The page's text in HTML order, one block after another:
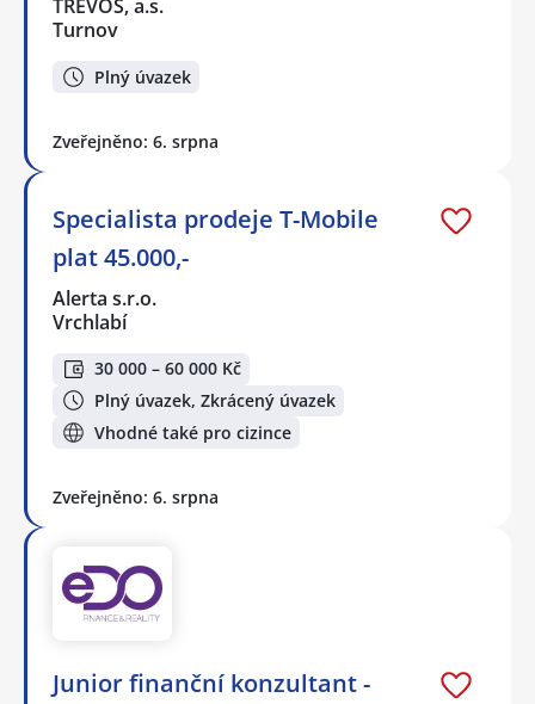
TREVOS, a.s.
Turnov
Plný úvazek
Zveřejněno: 6. srpna
Specialista prodeje T-Mobile
plat 45.000,-
Alerta s.r.o.
Vrchlabí
30 000 – 60 000 Kč
Plný úvazek, Zkrácený úvazek
Vhodné také pro cizince
Zveřejněno: 6. srpna
Junior finanční konzultant -